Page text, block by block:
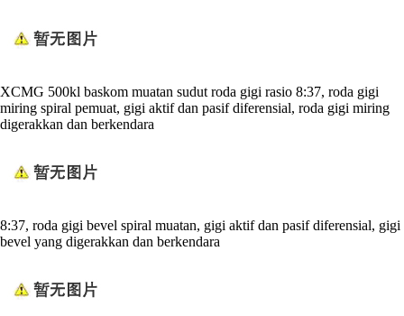
XCMG 500kl baskom muatan sudut roda gigi rasio 8:37, roda gigi
miring spiral pemuat, gigi aktif dan pasif diferensial, roda gigi miring
digerakkan dan berkendara
8:37, roda gigi bevel spiral muatan, gigi aktif dan pasif diferensial, gigi
bevel yang digerakkan dan berkendara